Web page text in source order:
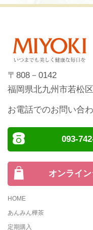
〒808－0142
福岡県北九州市若松
お電話でのお問い合
093-
オンライ
HOME
あんみん樺茶
定期購入